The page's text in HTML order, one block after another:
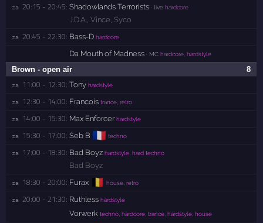
za 20:15 - 20:45: Shadowlands Terrorists · live hardcore
J.D.A. ,Vince ,Syco
za 20:45 - 22:30: Bass-D hardcore
Da Mouth of Madness · MC hardcore, hardstyle
8
Brown - open air
za 11:00 - 12:30: Tony hardstyle
za 12:30 - 14:00: Francois trance, retro
za 14:00 - 15:30: Max Enforcer hardstyle
za 15:30 - 17:00: Seb B 🇫🇷 techno
za 17:00 - 18:30: Bad Boyz hardstyle, hard techno
Bad Boyz
za 18:30 - 20:00: Furax 🇧🇪 house, retro
za 20:00 - 21:30: Ruthless hardstyle
Vorwerk techno, hardcore, trance, hardstyle, house